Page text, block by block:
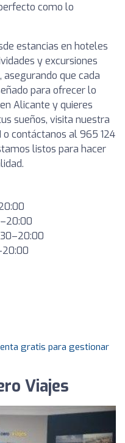
como lo
estancias en hoteles
y excursiones
que cada
para ofrecer lo
Alicante y quieres
sueños, visita nuestra
o contáctanos al 965 124
listos para hacer
gratis para gestionar
Viajes